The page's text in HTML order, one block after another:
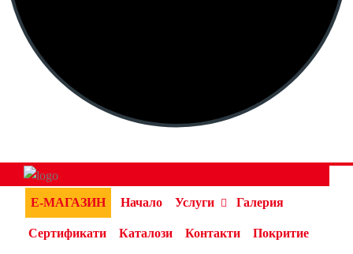
Е-МАГАЗИН Начало Услуги Галерия
Сертификати Каталози Контакти Покритие